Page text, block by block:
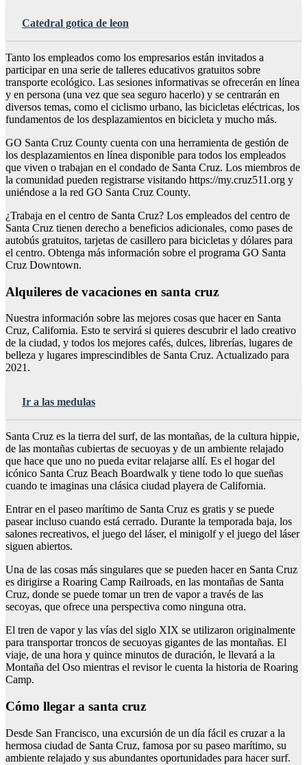
Catedral gotica de leon
Tanto los empleados como los empresarios están invitados a
participar en una serie de talleres educativos gratuitos sobre
transporte ecológico. Las sesiones informativas se ofrecerán en línea
y en persona (una vez que sea seguro hacerlo) y se centrarán en
diversos temas, como el ciclismo urbano, las bicicletas eléctricas, los
fundamentos de los desplazamientos en bicicleta y mucho más.
GO Santa Cruz County cuenta con una herramienta de gestión de
los desplazamientos en línea disponible para todos los empleados
que viven o trabajan en el condado de Santa Cruz. Los miembros de
la comunidad pueden registrarse visitando https://my.cruz511.org y
uniéndose a la red GO Santa Cruz County.
¿Trabaja en el centro de Santa Cruz? Los empleados del centro de
Santa Cruz tienen derecho a beneficios adicionales, como pases de
autobús gratuitos, tarjetas de casillero para bicicletas y dólares para
el centro. Obtenga más información sobre el programa GO Santa
Cruz Downtown.
Alquileres de vacaciones en santa cruz
Nuestra información sobre las mejores cosas que hacer en Santa
Cruz, California. Esto te servirá si quieres descubrir el lado creativo
de la ciudad, y todos los mejores cafés, dulces, librerías, lugares de
belleza y lugares imprescindibles de Santa Cruz. Actualizado para
2021.
Ir a las medulas
Santa Cruz es la tierra del surf, de las montañas, de la cultura hippie,
de las montañas cubiertas de secuoyas y de un ambiente relajado
que hace que uno no pueda evitar relajarse allí. Es el hogar del
icónico Santa Cruz Beach Boardwalk y tiene todo lo que sueñas
cuando te imaginas una clásica ciudad playera de California.
Entrar en el paseo marítimo de Santa Cruz es gratis y se puede
pasear incluso cuando está cerrado. Durante la temporada baja, los
salones recreativos, el juego del láser, el minigolf y el juego del láser
siguen abiertos.
Una de las cosas más singulares que se pueden hacer en Santa Cruz
es dirigirse a Roaring Camp Railroads, en las montañas de Santa
Cruz, donde se puede tomar un tren de vapor a través de las
secoyas, que ofrece una perspectiva como ninguna otra.
El tren de vapor y las vías del siglo XIX se utilizaron originalmente
para transportar troncos de secuoyas gigantes de las montañas. El
viaje, de una hora y quince minutos de duración, le llevará a la
Montaña del Oso mientras el revisor le cuenta la historia de Roaring
Camp.
Cómo llegar a santa cruz
Desde San Francisco, una excursión de un día fácil es cruzar a la
hermosa ciudad de Santa Cruz, famosa por su paseo marítimo, su
ambiente relajado y sus abundantes oportunidades para hacer surf.